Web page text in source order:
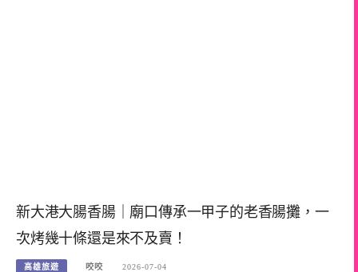
新大港大腸香腸｜廟口傳承一甲子的老香腸攤，一
次烤幾十條還是來不及賣！
高雄旅遊 咬咬 2026-07-04